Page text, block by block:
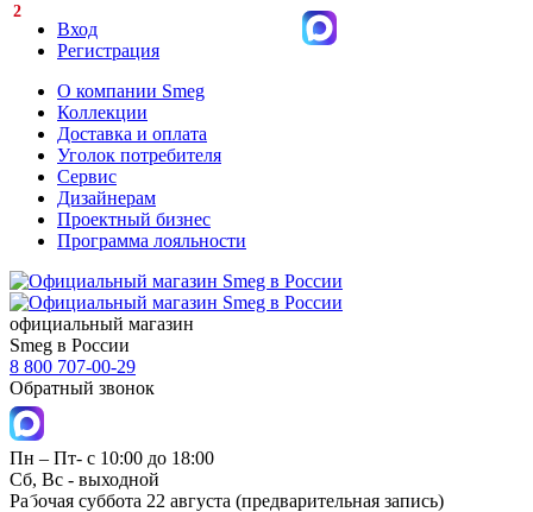
Вход
Регистрация
О компании Smeg
Коллекции
Доставка и оплата
Уголок потребителя
Сервис
Дизайнерам
Проектный бизнес
Программа лояльности
официальный магазин
Smeg в России
8 800 707-00-29
Обратный звонок
Пн – Пт- с 10:00 до 18:00
Сб, Вс - выходной
Рабочая суббота 22 августа (предварительная запись)
2